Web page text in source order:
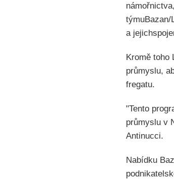
týmuBazan/
a
Kromě toho
průmyslu,
fregatu.
"Tento
průmyslu v
Antinucci.
Nabídku